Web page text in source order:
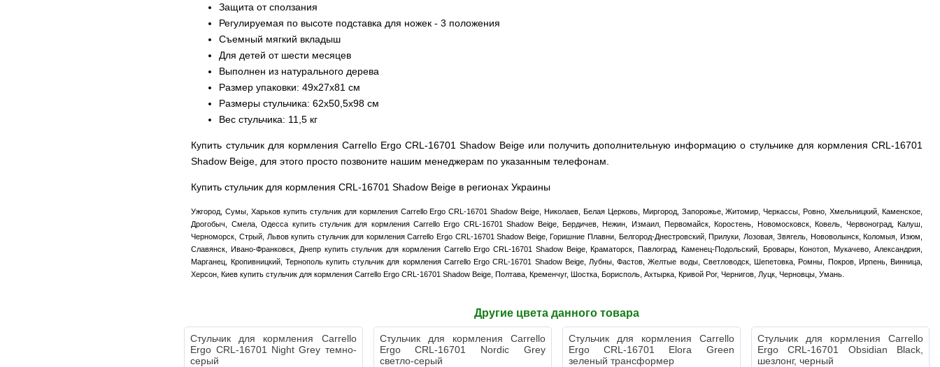
Защита от сползания
Регулируемая по высоте подставка для ножек - 3 положения
Съемный мягкий вкладыш
Для детей от шести месяцев
Выполнен из натурального дерева
Размер упаковки: 49х27х81 см
Размеры стульчика: 62х50,5х98 см
Вес стульчика: 11,5 кг
Купить стульчик для кормления Carrello Ergo CRL-16701 Shadow Beige или получить дополнительную информацию о стульчике для кормления CRL-16701
Shadow Beige, для этого просто позвоните нашим менеджерам по указанным телефонам.
Купить стульчик для кормления CRL-16701 Shadow Beige в регионах Украины
Ужгород, Сумы, Харьков купить стульчик для кормления Carrello Ergo CRL-16701 Shadow Beige, Николаев, Белая Церковь, Миргород, Запорожье, Житомир, Черкассы, Ровно, Хмельницкий, Каменское,
Дрогобыч, Смела, Одесса купить стульчик для кормления Carrello Ergo CRL-16701 Shadow Beige, Бердичев, Нежин, Измаил, Первомайск, Коростень, Новомосковск, Ковель, Червоноград, Калуш,
Черноморск, Стрый, Львов купить стульчик для кормления Carrello Ergo CRL-16701 Shadow Beige, Горишние Плавни, Белгород-Днестровский, Прилуки, Лозовая, Звягель, Нововолынск, Коломыя, Изюм,
Славянск, Ивано-Франковск, Днепр купить стульчик для кормления Carrello Ergo CRL-16701 Shadow Beige, Краматорск, Павлоград, Каменец-Подольский, Бровары, Конотоп, Мукачево, Александрия,
Марганец, Кропивницкий, Тернополь купить стульчик для кормления Carrello Ergo CRL-16701 Shadow Beige, Лубны, Фастов, Желтые воды, Светловодск, Шепетовка, Ромны, Покров, Ирпень, Винница,
Херсон, Киев купить стульчик для кормления Carrello Ergo CRL-16701 Shadow Beige, Полтава, Кременчуг, Шостка, Борисполь, Ахтырка, Кривой Рог, Чернигов, Луцк, Черновцы, Умань.
Другие цвета данного товара
Стульчик для кормления Carrello
Ergo CRL-16701 Night Grey темно-
серый
Стульчик для кормления Carrello
Ergo CRL-16701 Nordic Grey
светло-серый
Стульчик для кормления Carrello
Ergo CRL-16701 Elora Green
зеленый трансформер
Стульчик для кормления Carrello
Ergo CRL-16701 Obsidian Black,
шезлонг, черный